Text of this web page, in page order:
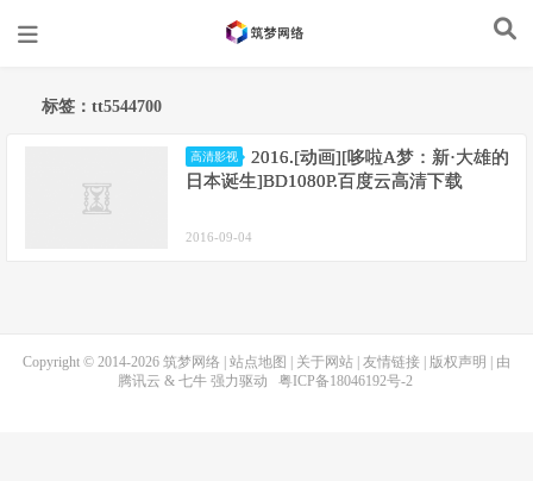
标签：tt5544700
高清影视
2016.[动画][哆啦A梦：新·大雄的
日本诞生]BD1080P.百度云高清下载
2016-09-04
Copyright © 2014-2026 筑梦网络 站点地图 关于网站 友情链接 版权声明
| 由
腾讯云 & 七牛强力驱动 粤ICP备18046192号-2